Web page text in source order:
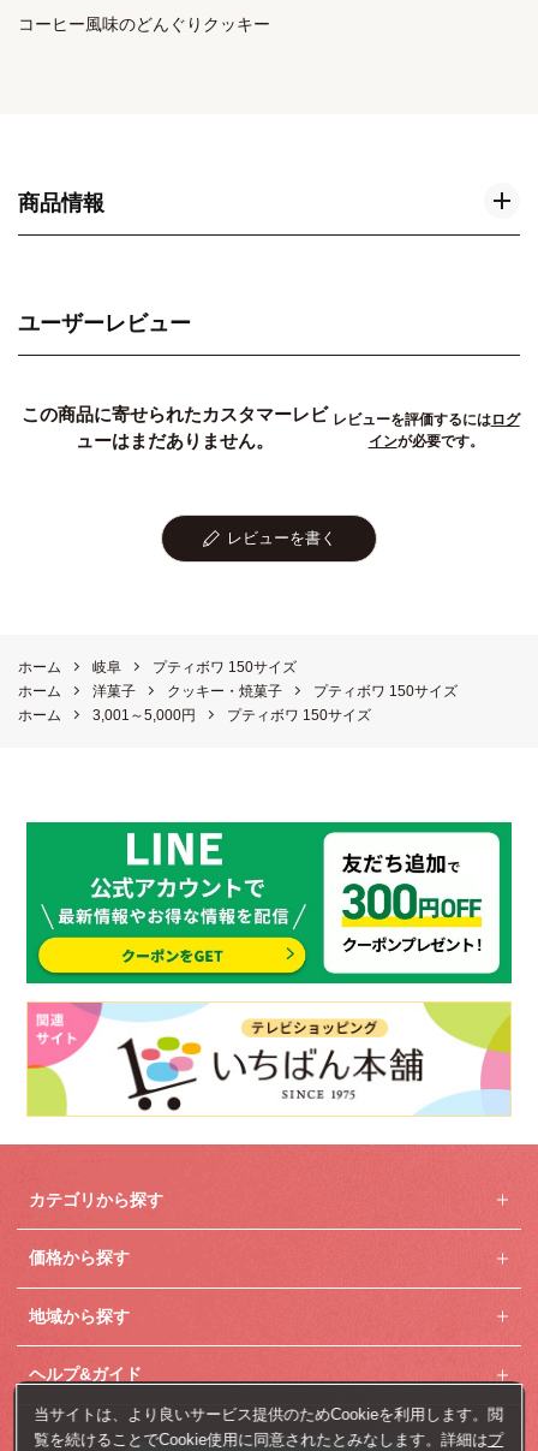
商品情報
ユーザーレビュー
この商品に寄せられたカスタマーレビ
ューはまだありません。
レビューを評価するにはログ
インが必要です。
レビューを書く
ホーム 岐阜
プティボワ 150サイズ
ホーム
洋菓子 クッキー・焼菓子
プティボワ 150サイズ
ホーム
3,001～5,000円 プティボワ 150サイズ
カテゴリから探す
価格から探す
地域から探す
ヘルプ&ガイド
当サイトは、より良いサービス提供のためCookieを利用します。閲
覧を続けることでCookie使用に同意されたとみなします。詳細はプ